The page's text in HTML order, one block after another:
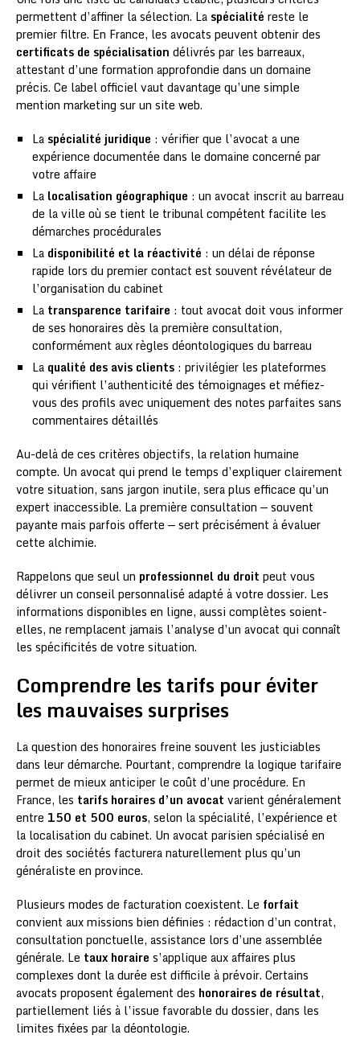
permettent d’affiner la sélection. La spécialité reste le
premier filtre. En France, les avocats peuvent obtenir des
certificats de spécialisation délivrés par les barreaux,
attestant d’une formation approfondie dans un domaine
précis. Ce label officiel vaut davantage qu’une simple
mention marketing sur un site web.
La spécialité juridique : vérifier que l’avocat a une
expérience documentée dans le domaine concerné par
votre affaire
La localisation géographique : un avocat inscrit au barreau
de la ville où se tient le tribunal compétent facilite les
démarches procédurales
La disponibilité et la réactivité : un délai de réponse
rapide lors du premier contact est souvent révélateur de
l’organisation du cabinet
La transparence tarifaire : tout avocat doit vous informer
de ses honoraires dès la première consultation,
conformément aux règles déontologiques du barreau
La qualité des avis clients : privilégier les plateformes
qui vérifient l’authenticité des témoignages et méfiez-
vous des profils avec uniquement des notes parfaites sans
commentaires détaillés
Au-delà de ces critères objectifs, la relation humaine
compte. Un avocat qui prend le temps d’expliquer clairement
votre situation, sans jargon inutile, sera plus efficace qu’un
expert inaccessible. La première consultation — souvent
payante mais parfois offerte — sert précisément à évaluer
cette alchimie.
Rappelons que seul un professionnel du droit peut vous
délivrer un conseil personnalisé adapté à votre dossier. Les
informations disponibles en ligne, aussi complètes soient-
elles, ne remplacent jamais l’analyse d’un avocat qui connaît
les spécificités de votre situation.
Comprendre les tarifs pour éviter
les mauvaises surprises
La question des honoraires freine souvent les justiciables
dans leur démarche. Pourtant, comprendre la logique tarifaire
permet de mieux anticiper le coût d’une procédure. En
France, les tarifs horaires d’un avocat varient généralement
entre 150 et 500 euros, selon la spécialité, l’expérience et
la localisation du cabinet. Un avocat parisien spécialisé en
droit des sociétés facturera naturellement plus qu’un
généraliste en province.
Plusieurs modes de facturation coexistent. Le forfait
convient aux missions bien définies : rédaction d’un contrat,
consultation ponctuelle, assistance lors d’une assemblée
générale. Le taux horaire s’applique aux affaires plus
complexes dont la durée est difficile à prévoir. Certains
avocats proposent également des honoraires de résultat,
partiellement liés à l’issue favorable du dossier, dans les
limites fixées par la déontologie.